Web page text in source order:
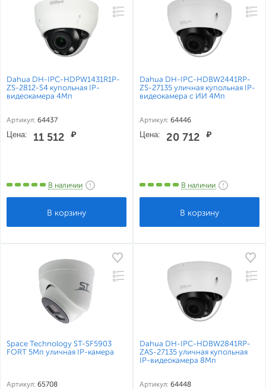
Dahua DH-IPC-HDPW1431R1P-
ZS-2812-S4 купольная IP-
видеокамера 4Мп
Артикул: 64437
Цена: 11 512 ₽
В наличии
Dahua DH-IPC-HDBW2441RP-
ZS-27135 уличная купольная IP-
видеокамера с ИИ 4Мп
Артикул: 64446
Цена: 20 712 ₽
В наличии
Space Technology ST-SF5903
FORT 5Мп уличная IP-камера
Артикул: 65708
Dahua DH-IPC-HDBW2841RP-
ZAS-27135 уличная купольная
IP-видеокамера 8Мп
Артикул: 64448